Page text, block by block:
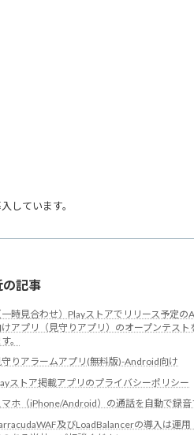
しています。
の記事
一時見合わせ）Playストアでリリース予定
けアプリ（見守りアプリ）のオープンテスト
。
守りアラームアプリ(無料版)-Android向け
ストア掲載アプリのプライバシーポリシー
マホ（iPhone/Android）の通話を自動で録音
及びLoadBalancerの導入は運用